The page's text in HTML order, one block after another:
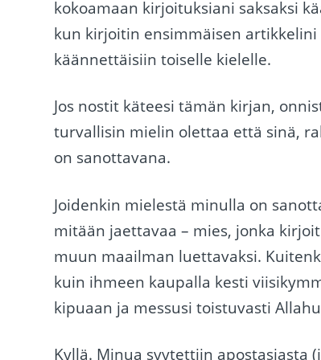
kokoamaan kirjoituksiani saksaksi
kun kirjoitin ensimmäisen
käännettäisiin toiselle kielelle.
Jos nostit käteesi tämän kirjan,
turvallisin mielin olettaa että sinä,
on sanottavana.
Joidenkin mielestä minulla on
mitään jaettavaa – mies, jonka
muun maailman luettavaksi.
kuin ihmeen kaupalla kesti
kipuaan ja messusi toistuvasti
Kyllä. Minua syytettiin apostasiasta